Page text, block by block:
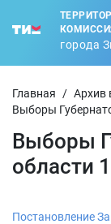
города
Главная / Архив
Выборы
Выборы
области
Постановление